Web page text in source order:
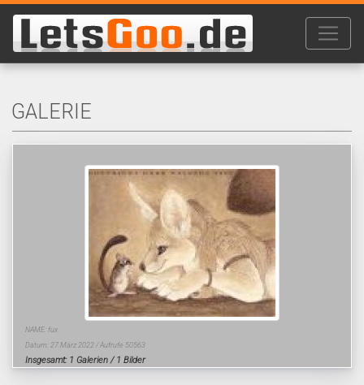
GALERIE
NAME: fux
Datum: 27.März 2022 / Aufrufe 50563
Insgesamt: 1 Galerien / 1 Bilder